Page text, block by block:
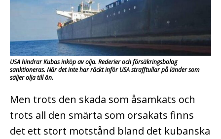
USA hindrar Kubas inköp av olja. Rederier och försäkringsbolag
sanktioneras. När det inte har räckt inför USA strafftullar på länder som
säljer olja till ön.
Men trots den skada som åsamkats och
trots all den smärta som orsakats finns
det ett stort motstånd bland det kubanska